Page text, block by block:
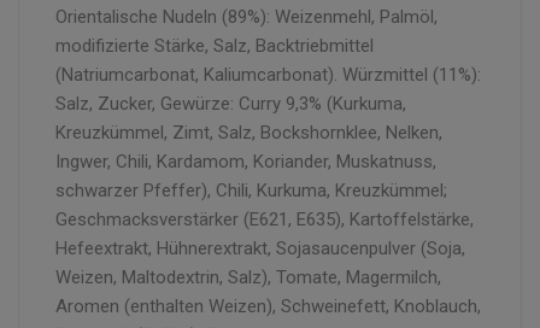
Orientalische Nudeln (89%): Weizenmehl, Palmöl,
modifizierte Stärke, Salz, Backtriebmittel
(Natriumcarbonat, Kaliumcarbonat). Würzmittel (11%):
Salz, Zucker, Gewürze: Curry 9,3% (Kurkuma,
Kreuzkümmel, Zimt, Salz, Bockshornklee, Nelken,
Ingwer, Chili, Kardamom, Koriander, Muskatnuss,
schwarzer Pfeffer), Chili, Kurkuma, Kreuzkümmel;
Geschmacksverstärker (E621, E635), Kartoffelstärke,
Hefeextrakt, Hühnerextrakt, Sojasaucenpulver (Soja,
Weizen, Maltodextrin, Salz), Tomate, Magermilch,
Aromen (enthalten Weizen), Schweinefett, Knoblauch,